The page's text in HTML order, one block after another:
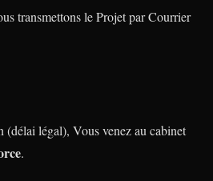
transmettons le Projet par Courrier
légal), Vous venez au cabinet
.